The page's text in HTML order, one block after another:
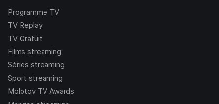
Programme TV
TV Replay
TV Gratuit
Films streaming
Séries streaming
Sport streaming
Molotov TV Awards